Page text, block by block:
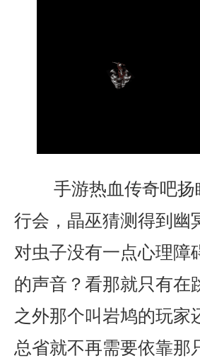
手游热血传奇吧扬
行会，晶巫猜测得到幽
对虫子没有一点心理障
的声音？看那就只有
之外那个叫岩鸠的玩家
总省就不再需要依靠那